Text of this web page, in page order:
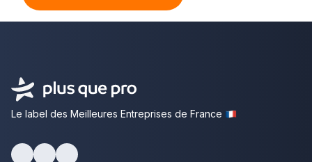
Le label des Meilleures Entreprises de France